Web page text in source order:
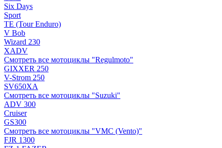
Six Days
Sport
TE (Tour Enduro)
V Bob
Wizard 230
XADV
Смотреть все мотоциклы "Regulmoto"
GIXXER 250
V-Strom 250
SV650XA
Смотреть все мотоциклы "Suzuki"
ADV 300
Cruiser
GS300
Смотреть все мотоциклы "VMC (Vento)"
FJR 1300